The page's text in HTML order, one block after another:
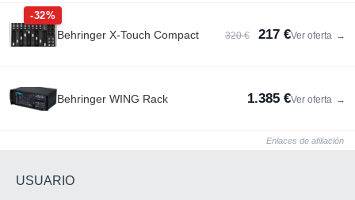
-32%
Behringer X-Touch Compact 320 € 217 €Ver oferta →
Behringer WING Rack 1.385 €Ver oferta →
Enlaces de afiliación
USUARIO